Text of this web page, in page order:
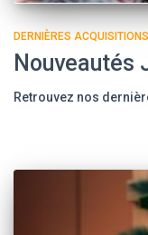
DERNIÈRES ACQUISITIONS
Nouveautés
Retrouvez nos